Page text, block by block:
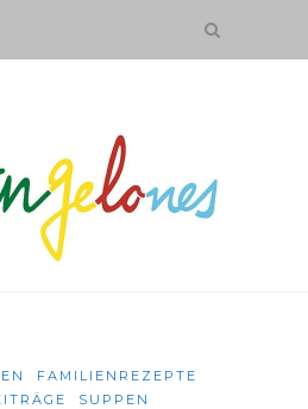
FAMILIENREZEPTE
SUPPEN